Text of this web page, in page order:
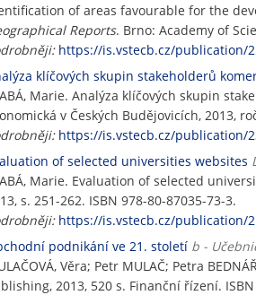
of areas favourable for the
Reports. Brno: Academy of
https://is.vstecb.cz/publication/
klíčových skupin stakeholderů
Marie. Analýza klíčových skupin
v Českých Budějovicích, 2013,
https://is.vstecb.cz/publication/
of selected universities websites
Marie. Evaluation of selected
s. 251-262. ISBN 978-80-87035-73-3.
https://is.vstecb.cz/publication/
podnikání ve 21. století b -
Věra; Petr MULAČ; Petra
2013, 520 s. Finanční řízení.